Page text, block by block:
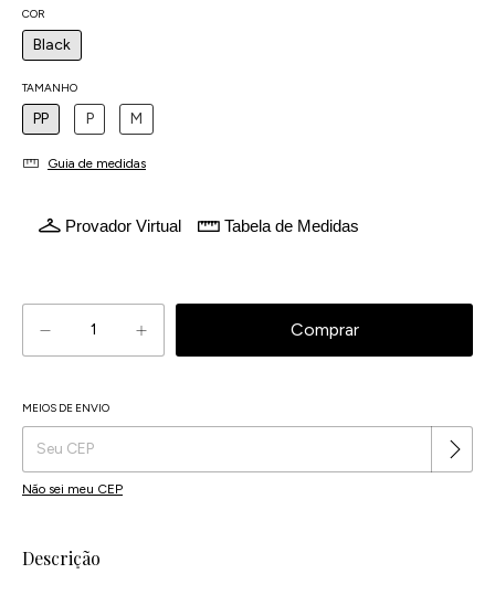
COR
Black
TAMANHO
PP P M
Guia de medidas
Provador Virtual Tabela de Medidas
Entregas para o CEP:
MEIOS DE ENVIO
Não sei meu CEP
Descrição